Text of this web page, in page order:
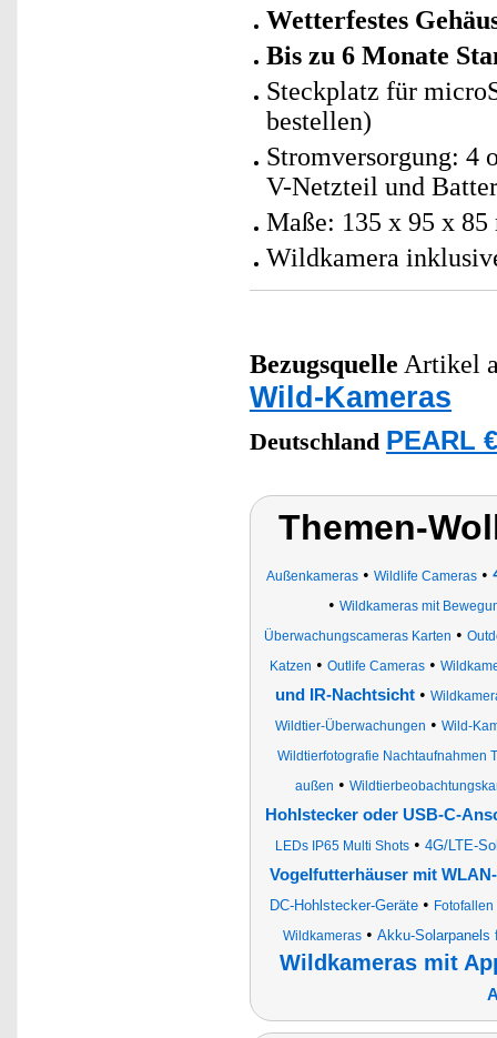
Wetterfestes
Bis zu 6 Monate
Steckplatz für
bestellen)
Stromversorgung: 4
V-Netzteil und
Maße: 135 x 95 x
Wildkamera
Bezugsquelle Artikel
Wild-Kameras
Deutschland PEARL
Themen-
Außenkameras• Wildlife Cameras•
• Wildkameras mit
Überwachungscameras Karten •
Katzen • Outlife Cameras •
und IR-Nachtsicht•
Wildtier-Überwachungen • Wild-
Wildtierfotografie Nachtaufnahmen
außen •
Hohlstecker oder USB-C-
LEDs IP65 Multi Shots• 4G/LTE-
Vogelfutterhäuser mit
DC-Hohlstecker-Geräte• Fotofallen
Wildkameras• Akku-Solarpanels
Wildkameras mit